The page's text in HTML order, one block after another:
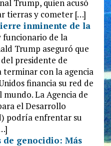
Trump, quien acusó
tierras y cometer […]
inminente de la
funcionario de la
Trump aseguró que
presidente de
terminar con la agencia
financia su red de
La Agencia de
el Desarrollo
podría enfrentar su
de genocidio: Más